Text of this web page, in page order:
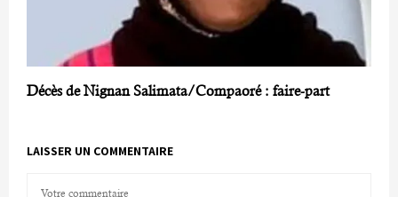
Décès de Nignan Salimata/Compaoré : faire-part
LAISSER UN COMMENTAIRE